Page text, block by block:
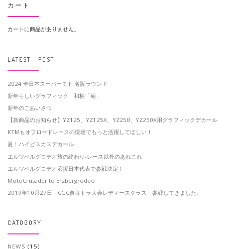
カート
カートに商品がありません。
LATEST POST
2024 全日本スーパーモト 名阪ラウンド
新年らしいグラフィック 和柄「菊」
新年のごあいさつ
【新商品のお知らせ】YZ125、YZ125X、YZ250、YZ250X用グラフィックデカール
KTMもオフロードレースの現場でもっと活躍してほしい！
夏！ハイビスカスデカール
エルツベルグロデオ旅の終わり-レース以外のあれこれ
エルツベルグロデオ応援日本代表で参戦決定！
MotoCrusader to Erzbergrodeo
2019年10月27日 CGC奈良トラ大会レディースクラス 参戦してきました。
CATOGORY
NEWS (15)